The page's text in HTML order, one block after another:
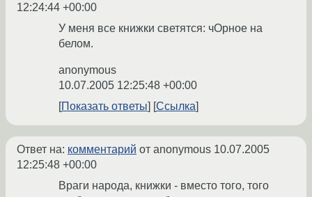
12:24:44 +00:00
У меня все книжки светятся: чОрное на
белом.
anonymous
10.07.2005 12:25:48 +00:00
Показать ответы
Ссылка
Ответ на: комментарий от anonymous 10.07.2005
12:25:48 +00:00
Враги народа, книжки - вместо того, того